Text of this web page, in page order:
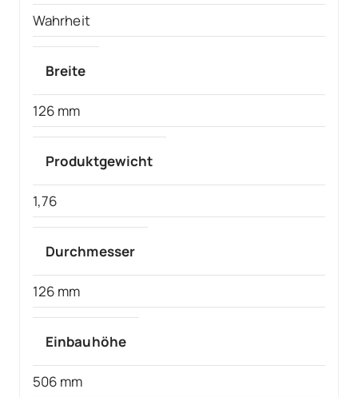
Wahrheit
Breite
126 mm
Produktgewicht
1,76
Durchmesser
126 mm
Einbauhöhe
506 mm